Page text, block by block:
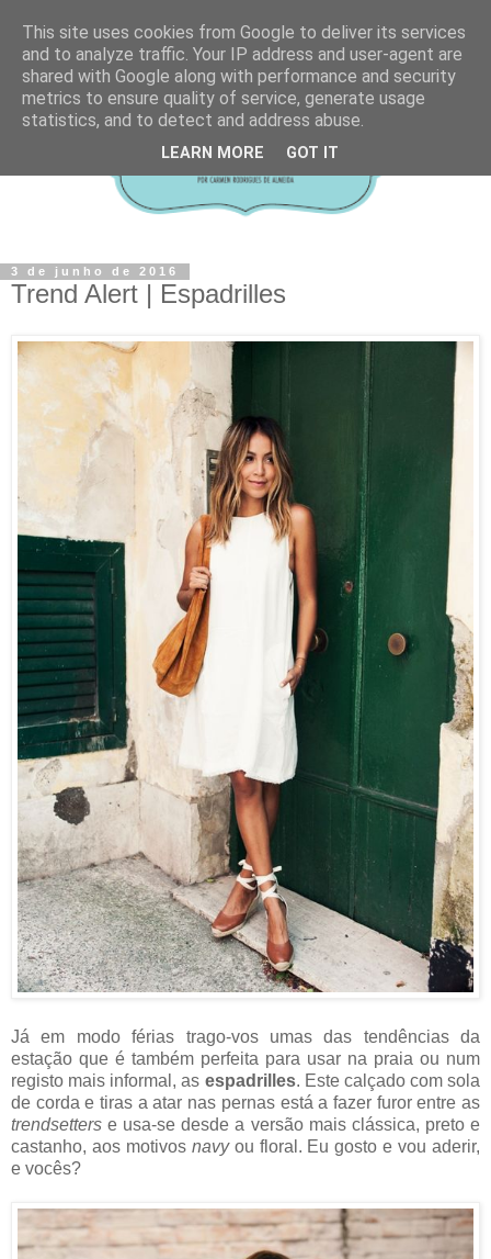
3 de junho de 2016
Trend Alert | Espadrilles
Já em modo férias trago-vos umas das tendências da
estação que é também perfeita para usar na praia ou num
registo mais informal, as espadrilles. Este calçado com sola
de corda e tiras a atar nas pernas está a fazer furor entre as
trendsetters e usa-se desde a versão mais clássica, preto e
castanho, aos motivos navyou floral. Eu gosto e vou aderir,
e vocês?
This site uses cookies from Google to deliver its services
and to analyze traffic. Your IP address and user-agent are
shared with Google along with performance and security
metrics to ensure quality of service, generate usage
statistics, and to detect and address abuse.
LEARN MORE GOT IT